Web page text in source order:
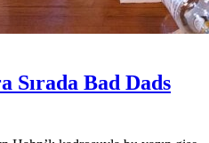
Sırada Bad Dads